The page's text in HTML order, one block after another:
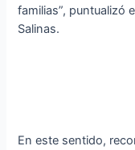
familias”, puntualizó
Salinas.
En este sentido,